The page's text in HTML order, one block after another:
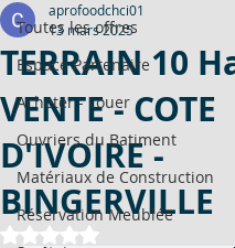
Toutes les offres
Espace Partenaire
Acheter - Louer
Ouvriers du Batiment
Matériaux de Construction
Réservation Meublée
TERRAIN 10
VENTE - COTE
D'IVOIRE -
BINGERVILLE
aprofoodchci01
13 mars 2025
Noté NaN étoiles sur 5.